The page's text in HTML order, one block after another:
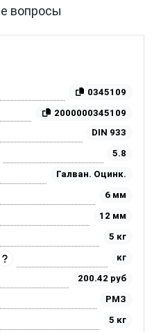
вопросы
0345109
2000000345109
DIN 933
5.8
Галван. Оцинк.
6 мм
12 мм
5 кг
кг
200.42 руб
РМЗ
5 кг